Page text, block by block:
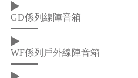
GD係列線陣音箱
WF係列戶外線陣音箱